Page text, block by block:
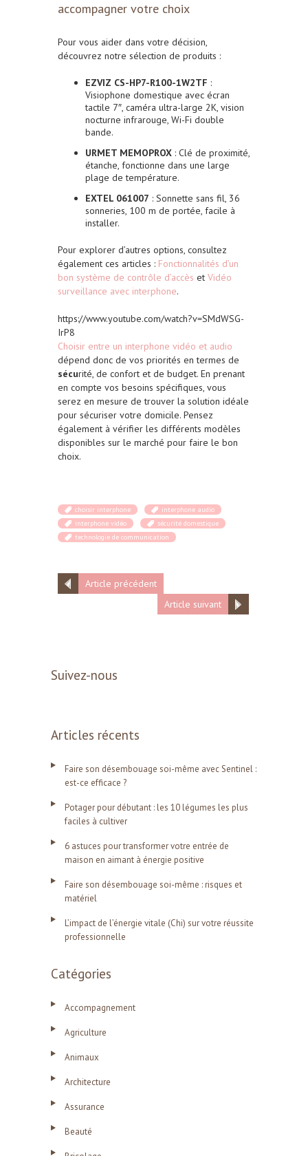
accompagner votre choix
Pour vous aider dans votre décision,
découvrez notre sélection de produits :
EZVIZ CS-HP7-R100-1W2TF :
Visiophone domestique avec écran
tactile 7″, caméra ultra-large 2K, vision
nocturne infrarouge, Wi-Fi double
bande.
URMET MEMOPROX : Clé de proximité,
étanche, fonctionne dans une large
plage de température.
EXTEL 061007 : Sonnette sans fil, 36
sonneries, 100 m de portée, facile à
installer.
Pour explorer d’autres options, consultez
également ces articles : Fonctionnalités d’un
bon système de contrôle d’accès et Vidéo
surveillance avec interphone.
https://www.youtube.com/watch?v=SMdWSG-
IrP8
Choisir entre un interphone vidéo et audio
dépend donc de vos priorités en termes de
sécurité, de confort et de budget. En prenant
en compte vos besoins spécifiques, vous
serez en mesure de trouver la solution idéale
pour sécuriser votre domicile. Pensez
également à vérifier les différents modèles
disponibles sur le marché pour faire le bon
choix.
choisir interphone
interphone audio
interphone vidéo
sécurité domestique
technologie de communication
Article précédent
Article suivant
Suivez-nous
Articles récents
Faire son désembouage soi-même avec Sentinel :
est-ce efficace ?
Potager pour débutant : les 10 légumes les plus
faciles à cultiver
6 astuces pour transformer votre entrée de
maison en aimant à énergie positive
Faire son désembouage soi-même : risques et
matériel
L’impact de l’énergie vitale (Chi) sur votre réussite
professionnelle
Catégories
Accompagnement
Agriculture
Animaux
Architecture
Assurance
Beauté